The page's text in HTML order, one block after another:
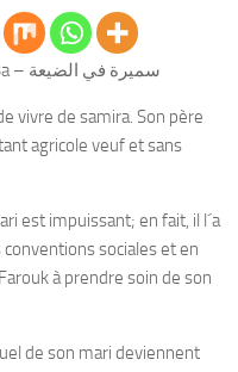
Les jardins de Samira – Samira fi day3a – سميرة في الضيعة
vivre de samira. Son père
agricole veuf et sans
est impuissant; en fait, il l´a
sociales et en
à prendre soin de son
de son mari deviennent